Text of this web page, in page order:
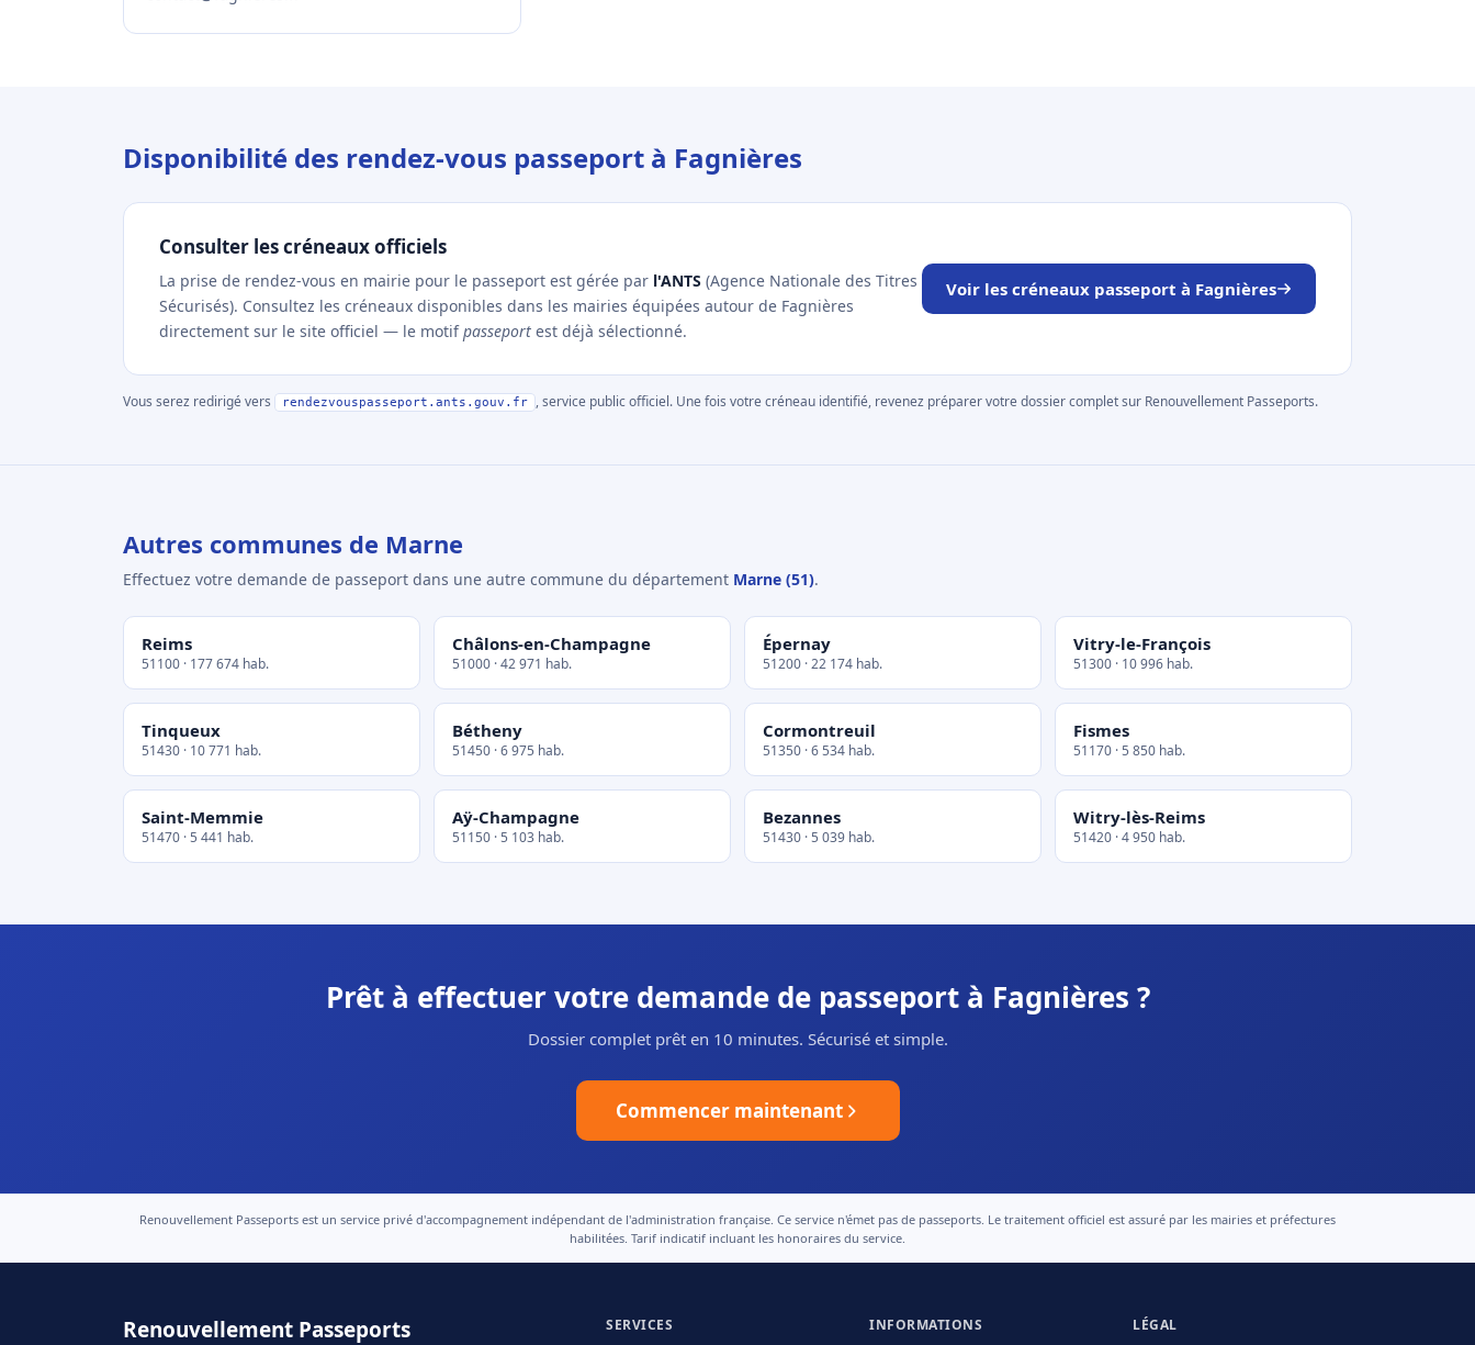
Disponibilité des rendez-vous passeport à Fagnières
Consulter les créneaux officiels
La prise de rendez-vous en mairie pour le passeport est gérée par l'ANTS (Agence Nationale des Titres
Sécurisés). Consultez les créneaux disponibles dans les mairies équipées autour de Fagnières
directement sur le site officiel — le motifpasseport est déjà sélectionné.
Voir les créneaux passeport à Fagnières
Vous serez redirigé vers rendezvouspasseport.ants.gouv.fr , service public officiel. Une fois votre créneau identifié, revenez préparer votre dossier complet sur Renouvellement Passeports.
Autres communes de Marne
Effectuez votre demande de passeport dans une autre commune du département Marne (51).
Reims
51100 · 177 674 hab.
Châlons-en-Champagne
51000 · 42 971 hab.
Épernay
51200 · 22 174 hab.
Vitry-le-François
51300 · 10 996 hab.
Tinqueux
51430 · 10 771 hab.
Bétheny
51450 · 6 975 hab.
Cormontreuil
51350 · 6 534 hab.
Fismes
51170 · 5 850 hab.
Saint-Memmie
51470 · 5 441 hab.
Aÿ-Champagne
51150 · 5 103 hab.
Bezannes
51430 · 5 039 hab.
Witry-lès-Reims
51420 · 4 950 hab.
Prêt à effectuer votre demande de passeport à Fagnières ?
Dossier complet prêt en 10 minutes. Sécurisé et simple.
Commencer maintenant
Renouvellement Passeports est un service privé d'accompagnement indépendant de l'administration française. Ce service n'émet pas de passeports. Le traitement officiel est assuré par les mairies et préfectures
habilitées. Tarif indicatif incluant les honoraires du service.
Renouvellement Passeports SERVICES INFORMATIONS LÉGAL